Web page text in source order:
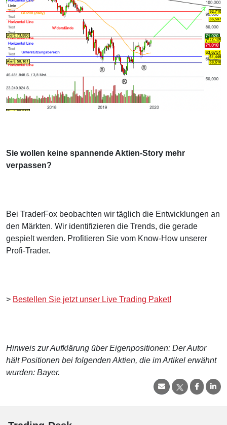
Sie wollen keine spannende Aktien-Story mehr
verpassen?
Bei TraderFox beobachten wir täglich die Entwicklungen an
den Märkten. Wir identifizieren die Trends, die gerade
gespielt werden. Profitieren Sie vom Know-How unserer
Profi-Trader.
> Bestellen Sie jetzt unser Live Trading Paket!
Hinweis zur Aufklärung über Eigenpositionen: Der Autor
hält Positionen bei folgenden Aktien, die im Artikel erwähnt
wurden: Bayer.